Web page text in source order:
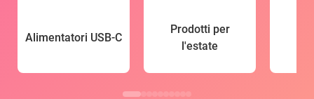
Alimentatori USB-C
Prodotti per
l'estate